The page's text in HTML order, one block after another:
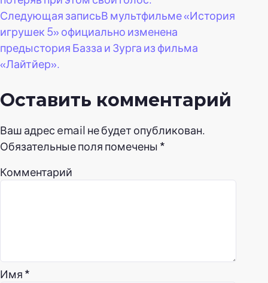
записям
Следующая записьВ мультфильме «История
игрушек 5» официально изменена
предыстория Базза и Зурга из фильма
«Лайтйер».
Оставить комментарий
Ваш адрес email не будет опубликован.
Обязательные поля помечены *
Комментарий
Имя *